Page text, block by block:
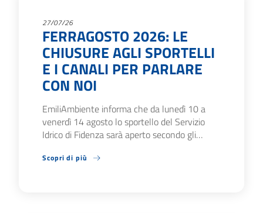
27/07/26
FERRAGOSTO 2026: LE
CHIUSURE AGLI SPORTELLI
E I CANALI PER PARLARE
CON NOI
EmiliAmbiente informa che da lunedì 10 a
venerdì 14 agosto lo sportello del Servizio
Idrico di Fidenza sarà aperto secondo gli…
Scopri di più